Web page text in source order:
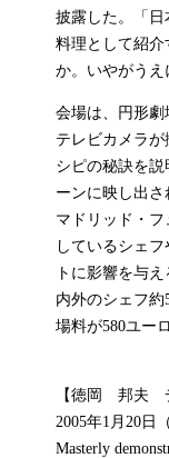
披露した。「
料理として紹
か。いやがうえ
会場は、円形
テレビカメラ
シピの秘訣を
ーンに映し出さ
マドリッド・
しているシェ
トに影響を与
内外のシェフ
場料が580ユー
【徳岡 邦夫
2005年1月20日
Masterly